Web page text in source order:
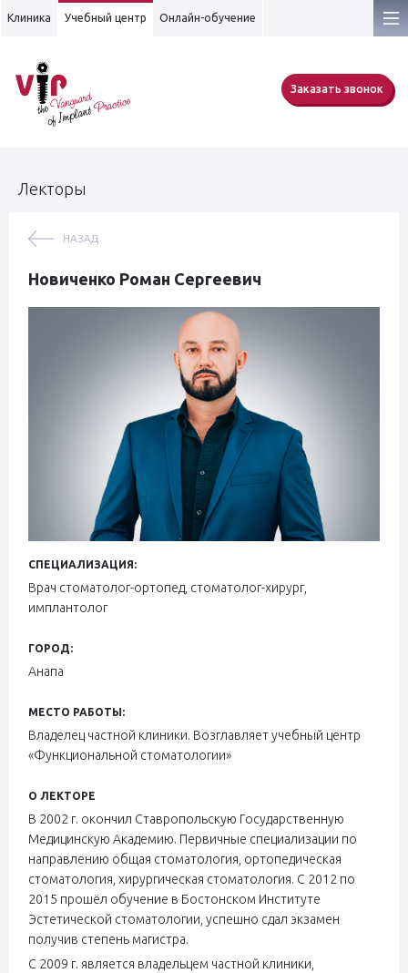
Клиника Учебный центр Онлайн-обучение
Заказать звонок
Лекторы
НАЗАД
Новиченко Роман Сергеевич
СПЕЦИАЛИЗАЦИЯ:
Врач стоматолог-ортопед, стоматолог-хирург,
имплантолог
ГОРОД:
Анапа
МЕСТО РАБОТЫ:
Владелец частной клиники. Возглавляет учебный центр
«Функциональной стоматологии»
О ЛЕКТОРЕ
В 2002 г. окончил Ставропольскую Государственную
Медицинскую Академию. Первичные специализации по
направлению общая стоматология, ортопедическая
стоматология, хирургическая стоматология. С 2012 по
2015 прошёл обучение в Бостонском Институте
Эстетической стоматологии, успешно сдал экзамен
получив степень магистра.
С 2009 г. является владельцем частной клиники,